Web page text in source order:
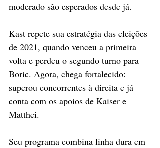
moderado são esperados desde já.
Kast repete sua estratégia das eleições
de 2021, quando venceu a primeira
volta e perdeu o segundo turno para
Boric. Agora, chega fortalecido:
superou concorrentes à direita e já
conta com os apoios de Kaiser e
Matthei.
Seu programa combina linha dura em